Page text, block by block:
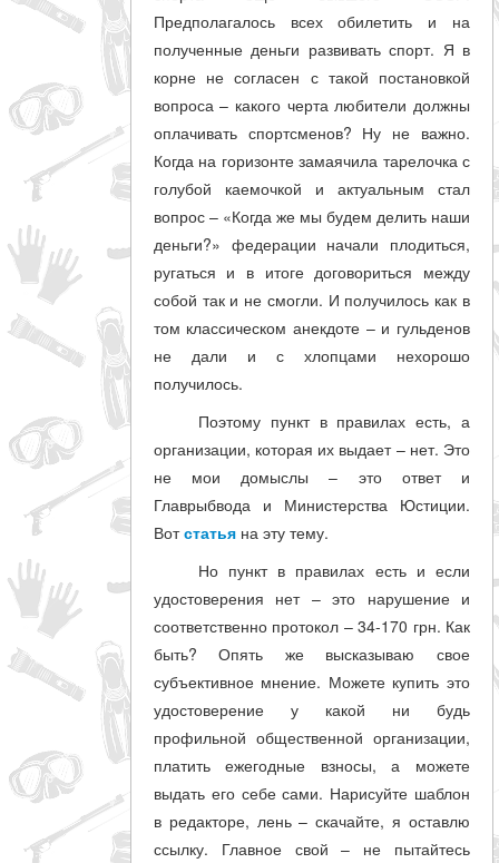
Предполагалось всех обилетить и на
полученные деньги развивать спорт. Я в
корне не согласен с такой постановкой
вопроса – какого черта любители должны
оплачивать спортсменов? Ну не важно.
Когда на горизонте замаячила тарелочка с
голубой каемочкой и актуальным стал
вопрос – «Когда же мы будем делить наши
деньги?» федерации начали плодиться,
ругаться и в итоге договориться между
собой так и не смогли. И получилось как в
том классическом анекдоте – и гульденов
не дали и с хлопцами нехорошо
получилось.
Поэтому пункт в правилах есть, а
организации, которая их выдает – нет. Это
не мои домыслы – это ответ и
Главрыбвода и Министерства Юстиции.
Вотстатьяна эту тему.
Но пункт в правилах есть и если
удостоверения нет – это нарушение и
соответственно протокол – 34-170 грн. Как
быть? Опять же высказываю свое
субъективное мнение. Можете купить это
удостоверение у какой ни будь
профильной общественной организации,
платить ежегодные взносы, а можете
выдать его себе сами. Нарисуйте шаблон
в редакторе, лень – скачайте, я оставлю
ссылку. Главное свой – не пытайтесь